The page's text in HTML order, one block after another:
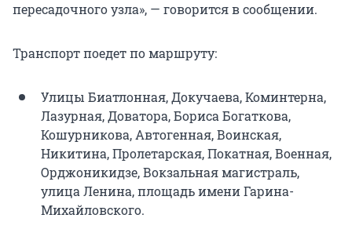
пересадочного узла», — говорится в сообщении.
Транспорт поедет по маршруту:
Улицы Биатлонная, Докучаева, Коминтерна,
Лазурная, Доватора, Бориса Богаткова,
Кошурникова, Автогенная, Воинская,
Никитина, Пролетарская, Покатная, Военная,
Орджоникидзе, Вокзальная магистраль,
улица Ленина, площадь имени Гарина-
Михайловского.